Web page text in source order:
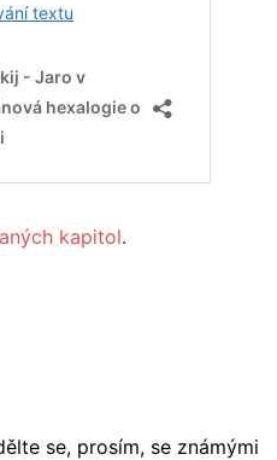
kapitol.
se, prosím, se známými